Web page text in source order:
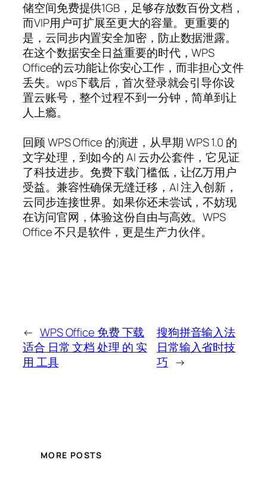
储空间免费提供1GB，足够存放数百份文档，
而VIP用户可扩展至更大的容量。更重要的
是，云同步内置安全加密，防止数据泄露。
在这个数据安全日益重要的时代，WPS
Office的云功能让你安心工作，而非担心文件
丢失。wps下载后，首次登录就会引导你设
置云账号，整个过程不到一分钟，简单到让
人上瘾。
回顾 WPS Office 的演进，从早期 WPS 1.0 的
文字处理，到如今的 AI 云办公套件，它见证
了科技进步。免费下载门槛低，让亿万用户
受益。兼容性确保无缝迁移，AI 注入创新，
云同步连接世界。如果你还未尝试，不妨现
在访问官网，体验这份自由与高效。WPS
Office 不只是软件，更是生产力伙伴。
← WPS Office 免费 下载
适合 日常 文档 处理 的 实
用 工具
搜狗拼音输入法
日常输入省时技
巧 →
MORE POSTS